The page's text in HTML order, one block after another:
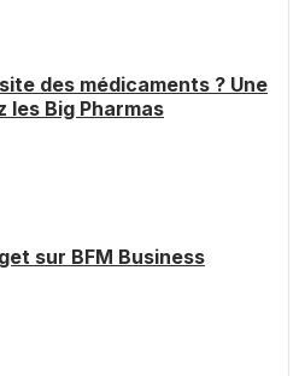
des médicaments ? Une
Big Pharmas
sur BFM Business